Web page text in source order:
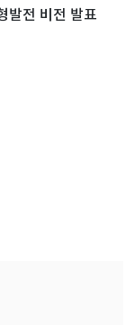
발전 비전 발표